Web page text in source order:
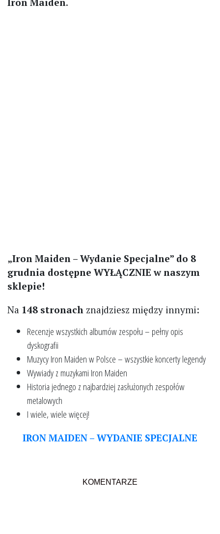
„Iron Maiden – Wydanie Specjalne” do 8
grudnia dostępne WYŁĄCZNIE w naszym
sklepie!
Na 148 stronach znajdziesz między innymi:
Recenzje wszystkich albumów zespołu – pełny opis
dyskografii
Muzycy Iron Maiden w Polsce – wszystkie koncerty legendy
Wywiady z muzykami Iron Maiden
Historia jednego z najbardziej zasłużonych zespołów
metalowych
I wiele, wiele więcej!
IRON MAIDEN – WYDANIE SPECJALNE
KOMENTARZE